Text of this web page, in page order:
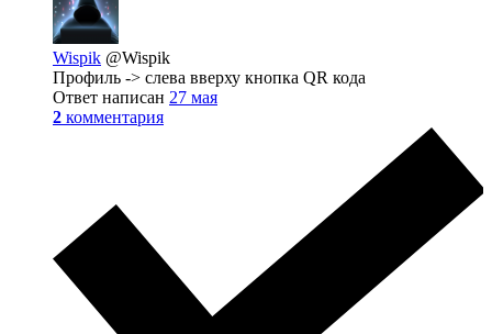
Wispik @Wispik
Профиль -> слева вверху кнопка QR кода
Ответ написан 27 мая
2 комментария